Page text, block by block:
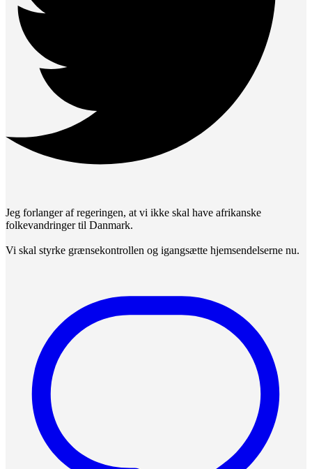
Jeg forlanger af regeringen, at vi ikke skal have afrikanske
folkevandringer til Danmark.
Vi skal styrke grænsekontrollen og igangsætte hjemsendelserne nu.